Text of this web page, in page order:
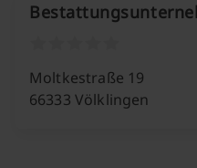
Moltkestraße 19
66333 Völklingen